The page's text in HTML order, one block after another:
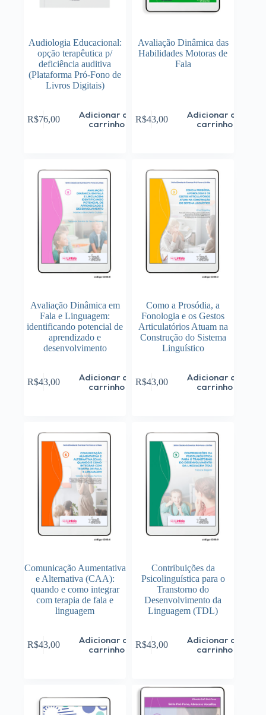
Audiologia Educacional:
opção terapêutica p/
deficiência auditiva
(Plataforma Pró-Fono de
Livros Digitais)
R$76,00
Adicionar ao
carrinho
Avaliação Dinâmica das
Habilidades Motoras de
Fala
R$43,00
Adicionar ao
carrinho
Avaliação Dinâmica em
Fala e Linguagem:
identificando potencial de
aprendizado e
desenvolvimento
R$43,00
Adicionar ao
carrinho
Como a Prosódia, a
Fonologia e os Gestos
Articulatórios Atuam na
Construção do Sistema
Linguístico
R$43,00
Adicionar ao
carrinho
Comunicação Aumentativa
e Alternativa (CAA):
quando e como integrar
com terapia de fala e
linguagem
R$43,00
Adicionar ao
carrinho
Contribuições da
Psicolinguística para o
Transtorno do
Desenvolvimento da
Linguagem (TDL)
R$43,00
Adicionar ao
carrinho